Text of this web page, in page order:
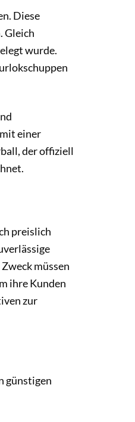
Diese
Gleich
wurde.
einer
der offiziell
preislich
müssen
ihre Kunden
zur
günstigen